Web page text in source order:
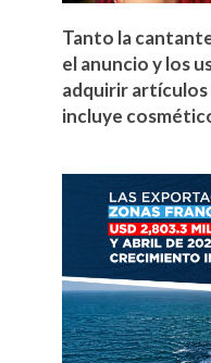
Tanto la
el anuncio y los
adquirir artículos
incluye